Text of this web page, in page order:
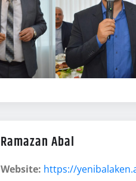
Ramazan Abal
Website: https://